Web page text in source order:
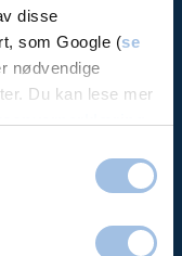
disse
som Google (se
nødvendige
Du kan lese mer